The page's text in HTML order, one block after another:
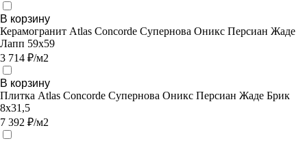
В корзину
Керамогранит Atlas Concorde Супернова Оникс Персиан Жаде
Лапп 59х59
3 714 ₽/м2
В корзину
Плитка Atlas Concorde Супернова Оникс Персиан Жаде Брик
8х31,5
7 392 ₽/м2